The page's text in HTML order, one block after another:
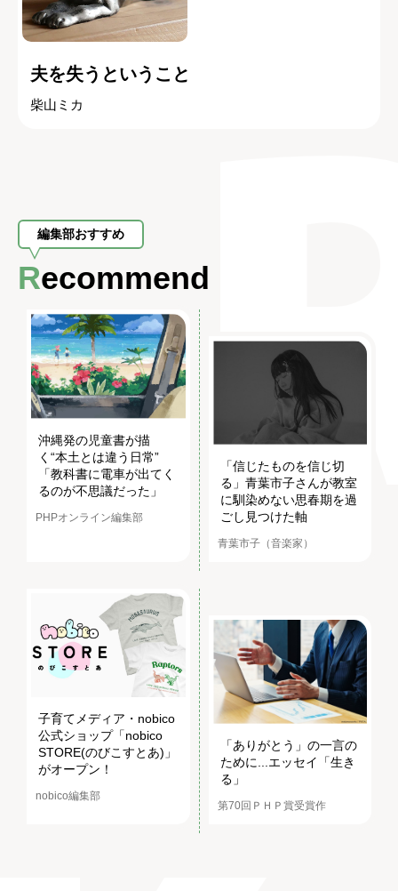
夫を失うということ
柴山ミカ
編集部おすすめ
Recommend
沖縄発の児童書が描
く“本土とは違う日常”
「教科書に電車が出てく
るのが不思議だった」
PHPオンライン編集部
「信じたものを信じ切
る」青葉市子さんが教室
に馴染めない思春期を過
ごし見つけた軸
青葉市子（音楽家）
子育てメディア・nobico
公式ショップ「nobico
STORE(のびこすとあ)」
がオープン！
nobico編集部
「ありがとう」の一言の
ために...エッセイ「生き
る」
第70回ＰＨＰ賞受賞作